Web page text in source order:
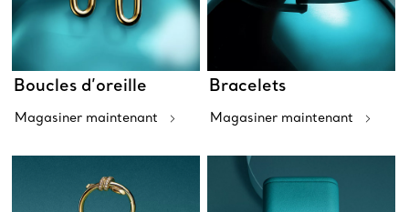
Boucles d’oreille
Magasiner maintenant
Bracelets
Magasiner maintenant